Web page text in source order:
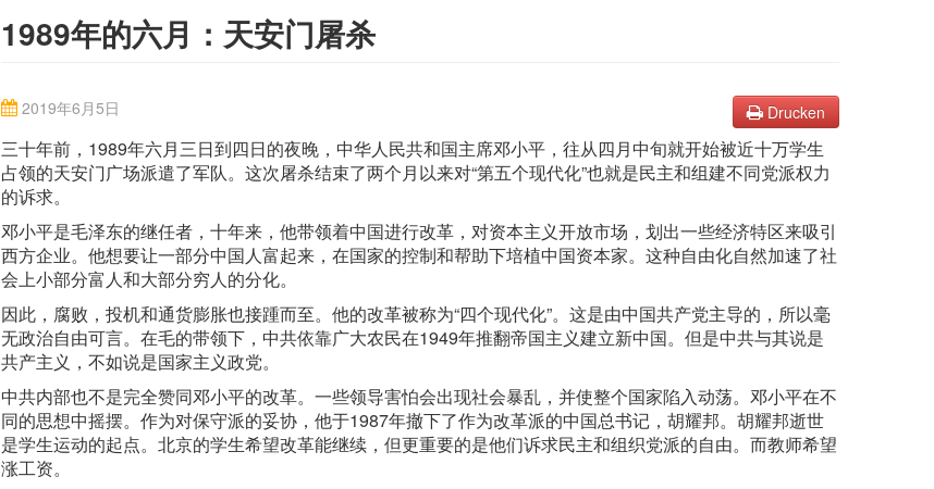
1989年的六月：天安门屠杀
Drucken
2019年6月5日
三十年前，1989年六月三日到四日的夜晚，中华人民共和国主席邓小平，往从四月中旬就开始被近十万学生
占领的天安门广场派遣了军队。这次屠杀结束了两个月以来对“第五个现代化”也就是民主和组建不同党派权力
的诉求。
邓小平是毛泽东的继任者，十年来，他带领着中国进行改革，对资本主义开放市场，划出一些经济特区来吸引
西方企业。他想要让一部分中国人富起来，在国家的控制和帮助下培植中国资本家。这种自由化自然加速了社
会上小部分富人和大部分穷人的分化。
因此，腐败，投机和通货膨胀也接踵而至。他的改革被称为“四个现代化”。这是由中国共产党主导的，所以毫
无政治自由可言。在毛的带领下，中共依靠广大农民在1949年推翻帝国主义建立新中国。但是中共与其说是
共产主义，不如说是国家主义政党。
中共内部也不是完全赞同邓小平的改革。一些领导害怕会出现社会暴乱，并使整个国家陷入动荡。邓小平在不
同的思想中摇摆。作为对保守派的妥协，他于1987年撤下了作为改革派的中国总书记，胡耀邦。胡耀邦逝世
是学生运动的起点。北京的学生希望改革能继续，但更重要的是他们诉求民主和组织党派的自由。而教师希望
涨工资。